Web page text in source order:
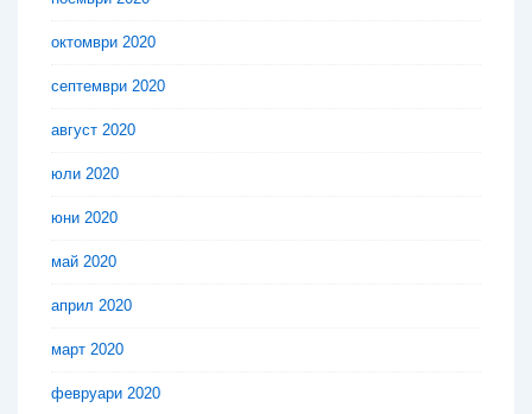
октомври 2020
септември 2020
август 2020
юли 2020
юни 2020
май 2020
април 2020
март 2020
февруари 2020